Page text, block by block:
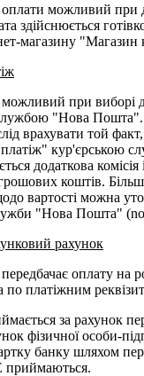
можливий при
здійснюється
магазину "Магазин
при виборі
"Нова Пошта".
врахувати той
кур'єрською
додаткова комісія
коштів.
вартості можна
"Нова Пошта"
рахунок
оплату на
по платіжним
за рахунок
фізичної особи-
банку шляхом
приймаються.